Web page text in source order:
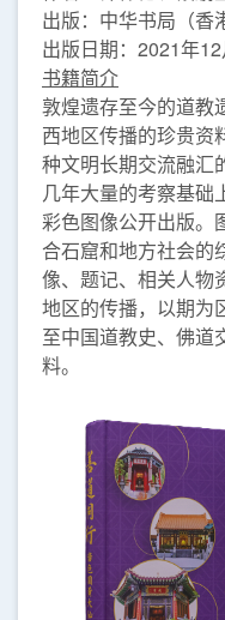
出版：中华书局（香
出版日期：2021年
书籍简介
敦煌遗存至今的道教
西地区传播的珍贵资
种文明长期交流融汇
几年大量的考察基础
彩色图像公开出版。
合石窟和地方社会的
像、题记、相关人物
地区的传播，以期为
至中国道教史、佛道
料。